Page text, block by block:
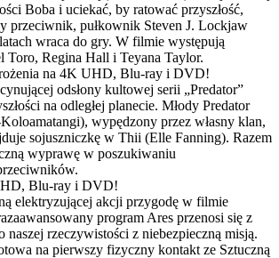
Boba i uciekać, by ratować przyszłość,
przeciwnik, pułkownik Steven J. Lockjaw
wraca do gry. W filmie występują
Toro, Regina Hall i Teyana Taylor.
na 4K UHD, Blu-ray i DVD!
odsłony kultowej serii „Predator”
na odległej planecie. Młody Predator
wypędzony przez własny klan,
sojuszniczkę w Thii (Elle Fanning). Razem
wyprawę w poszukiwaniu
Blu-ray i DVD!
elektryzującej akcji przygodę w filmie
program Ares przenosi się z
naszej rzeczywistości z niebezpieczną misją.
na pierwszy fizyczny kontakt ze Sztuczną